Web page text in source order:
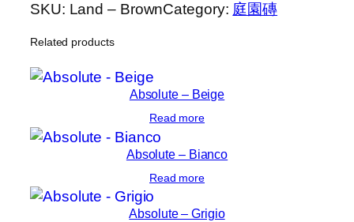
SKU: Land – BrownCategory: 庭園磚
Related products
Absolute – Beige
Read more
Absolute – Bianco
Read more
Absolute – Grigio